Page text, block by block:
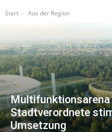
Start
Aus der Region
Multifunktionsarena
Stadtverordnete
Umsetzung